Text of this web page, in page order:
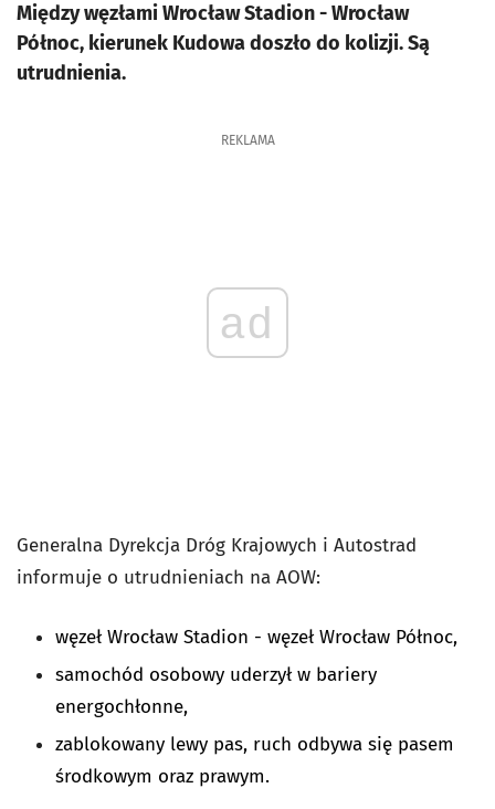
Między węzłami Wrocław Stadion - Wrocław
Północ, kierunek Kudowa doszło do kolizji. Są
utrudnienia.
REKLAMA
ad
Generalna Dyrekcja Dróg Krajowych i Autostrad
informuje o utrudnieniach na AOW:
węzeł Wrocław Stadion - węzeł Wrocław Północ,
samochód osobowy uderzył w bariery
energochłonne,
zablokowany lewy pas, ruch odbywa się pasem
środkowym oraz prawym.